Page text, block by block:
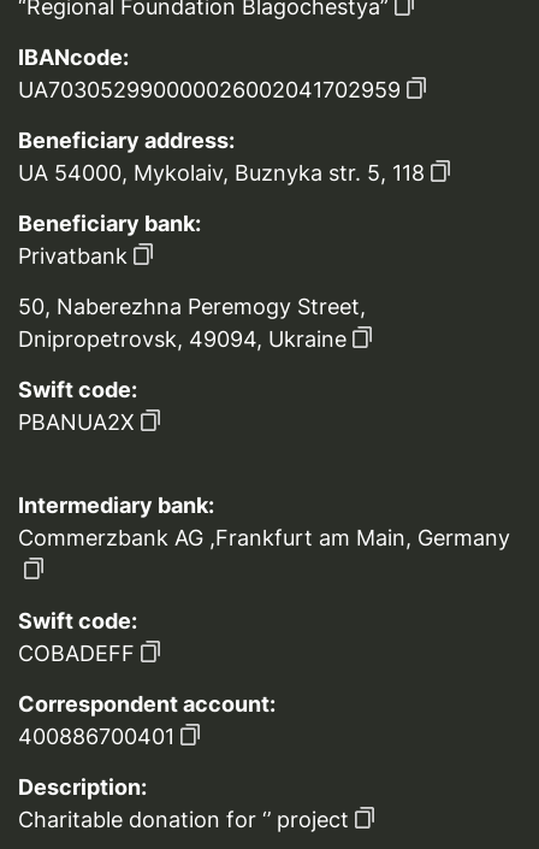
“Regional Foundation Blagochestya”
IBANcode:
UA703052990000026002041702959
Beneficiary address:
UA 54000, Mykolaiv, Buznyka str. 5, 118
Beneficiary bank:
Privatbank
50, Naberezhna Peremogy Street,
Dnipropetrovsk, 49094, Ukraine
Swift code:
PBANUA2X
Intermediary bank:
Commerzbank AG ,Frankfurt am Main, Germany
Swift code:
COBADEFF
Correspondent account:
400886700401
Description:
Charitable donation for ‘’ project